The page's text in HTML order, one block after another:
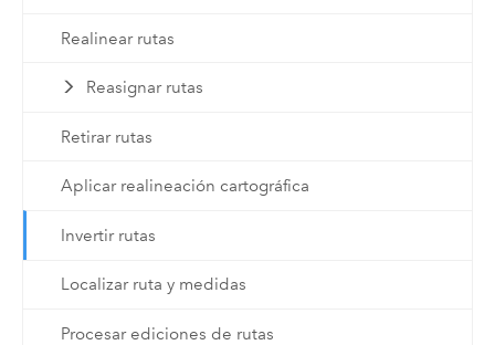
Realinear rutas
Reasignar rutas
Retirar rutas
Aplicar realineación cartográfica
Invertir rutas
Localizar ruta y medidas
Procesar ediciones de rutas